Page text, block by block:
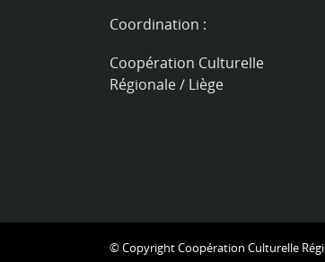
Coordination :
Coopération Culturelle
Régionale / Liège
© CopyrightCoopération Culturelle